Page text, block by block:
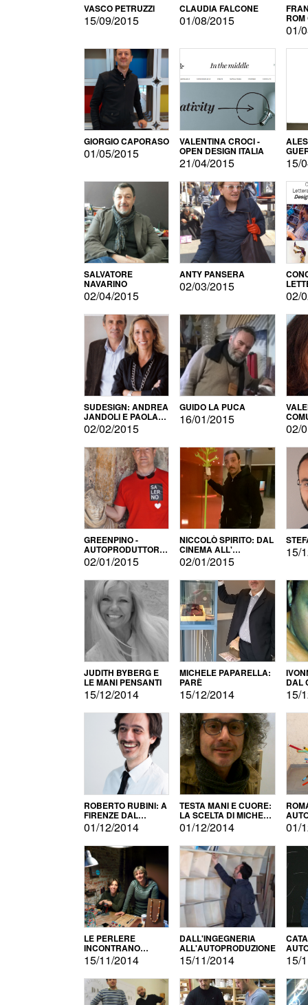
VASCO PETRUZZI
15/09/2015
CLAUDIA FALCONE
01/08/2015
01/
GIORGIO CAPORASO
01/05/2015
VALENTINA CROCI -
OPEN DESIGN ITALIA
21/04/2015 15/
SALVATORE
NAVARINO
02/04/2015
ANTY PANSERA
02/03/2015
02/
SUDESIGN: ANDREA
JANDOLI E PAOLA
PISAPIA
02/02/2015
GUIDO LA PUCA
16/01/2015
02/
GREENPINO -
AUTOPRODUTTORE
PER AMORE
02/01/2015
NICCOLÒ SPIRITO: DAL
CINEMA ALL'
AUTOPRODUZIONE
02/01/2015
15/
JUDITH BYBERG E
LE MANI PENSANTI
15/12/2014
MICHELE PAPARELLA:
PARÈ
15/12/2014
DAL
15/
ROBERTO RUBINI: A
FIRENZE DAL
PRODOTTO ALLA
PROMOZIONE
01/12/2014
TESTA MANI E CUORE:
LA SCELTA DI MICHELE
BARBERIO
01/12/2014 01/
LE PERLERE
INCONTRANO
L'AUTOPRODUZIONE
15/11/2014
DALL'INGEGNERIA
ALL'AUTOPRODUZIONE
15/11/2014 15/